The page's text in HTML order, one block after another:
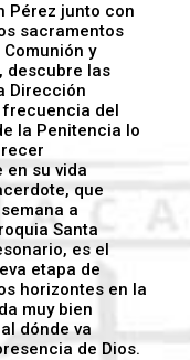
Pérez junto con
sacramentos
y
descubre las
Dirección
del
la Penitencia lo
en su vida
que
a
Santa
es el
etapa de
horizontes en la
muy bien
dónde va
de Dios.